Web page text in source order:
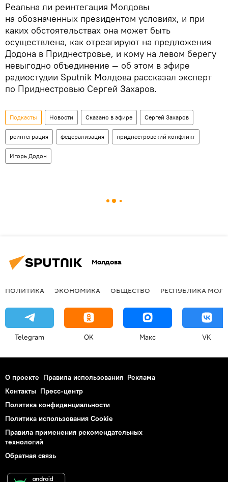
Реальна ли реинтегация Молдовы
на обозначенных президентом условиях, и при
каких обстоятельствах она может быть
осуществлена, как отреагируют на предложения
Додона в Приднестровье, и кому на левом берегу
невыгодно объединение — об этом в эфире
радиостудии Sputnik Молдова рассказал эксперт
по Приднестровью Сергей Захаров.
Подкасты Новости Сказано в эфире Сергей Захаров
реинтеграция федерализация приднестровский конфликт
Игорь Додон
Молдова
ПОЛИТИКА ЭКОНОМИКА ОБЩЕСТВО РЕСПУБЛИКА
Telegram OK Макс VK
О проекте Правила использования Реклама
Контакты Пресс-центр
Политика конфиденциальности
Политика использования Cookie
Правила применения рекомендательных
технологий
Обратная связь